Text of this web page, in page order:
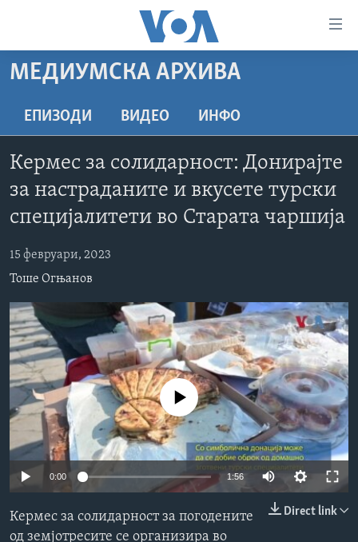
пристапност
содржина
Премини
до
страната
навигација
Пребарувај
ДОМА
РУБРИКИ
МАКЕДОНИЈА
ЕКОНОМИЈА
ПОЛИТИКА
НАУКА
УМЕТНОСТ И ЗАБАВА
ИНТЕРВЈУА
ДОКУМЕНТАРЦИ
АРХИВИРАНА ПРОГРАМА
NEWSFLASH - АРХИВА
ВЕСТИ ОД САД ВО МИНУТА - АРХИВА
ЗА НАС
Learning English
НАКУСО...
Јазици
МЕДИУМСКА АРХИВА
ЕПИЗОДИ ВИДЕО ИНФО
Кермес за солидарност: Донирајте
за настраданите и вкусете турски
специјалитети во Старата чаршија
15 февруари, 2023
Тоше Огњанов
No media source currently available
0:00 1:56
Direct link
Кермес за солидарност за погодените
од земјотресите се организира во